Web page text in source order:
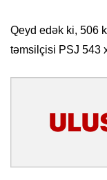
Qeyd edək ki, 506
təmsilçisi PSJ 543